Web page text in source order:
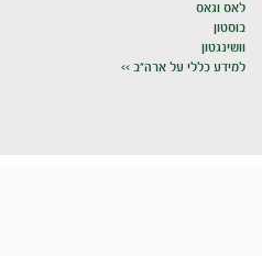
לאס וגאס
בוסטון
וושינגטון
למידע כללי על ארה"ב >>